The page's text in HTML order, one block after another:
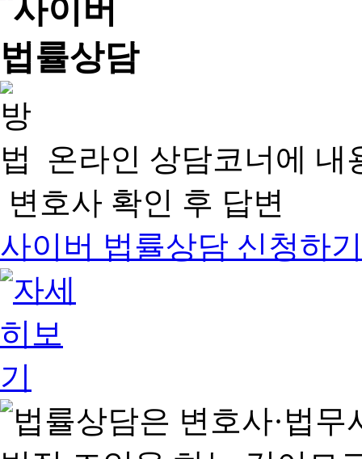
온라인 상담코너에 내
변호사 확인 후 답변
사이버 법률상담 신청하기